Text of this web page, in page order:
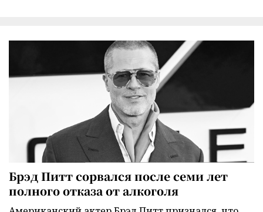
Брэд Питт сорвался после семи лет
полного отказа от алкоголя